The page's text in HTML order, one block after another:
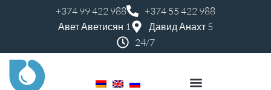
+374 99 422 988
+374 55 422 988
Авет Аветисян 1
Давид Анахт 5
24/7